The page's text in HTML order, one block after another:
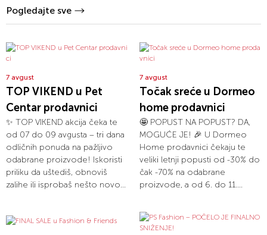
Pogledajte sve
7 avgust
TOP VIKEND u Pet
Centar prodavnici
✨ TOP VIKEND akcija čeka te
od 07 do 09 avgusta – tri dana
odličnih ponuda na pažljivo
odabrane proizvode! Iskoristi
priliku da uštediš, obnoviš
zalihe ili isprobaš nešto novo...
7 avgust
Točak sreće u Dormeo
home prodavnici
🤩 POPUST NA POPUST? DA,
MOGUĆE JE! 🎉 U Dormeo
Home prodavnici čekaju te
veliki letnji popusti od -30% do
čak -70% na odabrane
proizvode, a od 6. do 11....